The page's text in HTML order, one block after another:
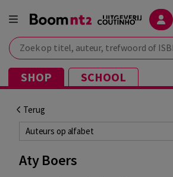
Zoek op titel, auteur, trefwoord of ISBN
SHOP SCHOOL
Terug
Auteurs op alfabet
Aty Boers